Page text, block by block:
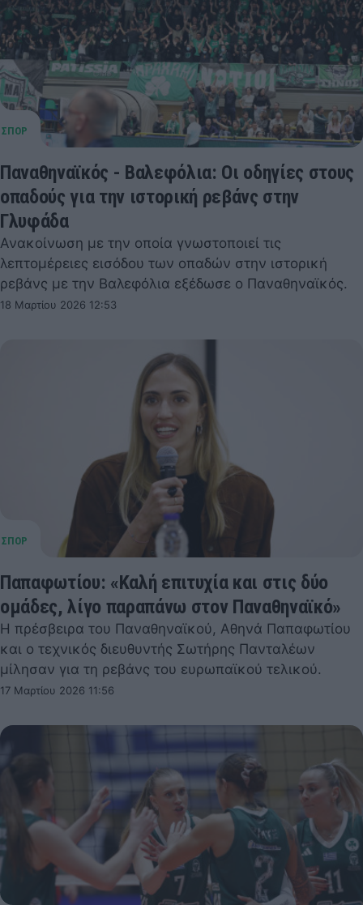
Παναθηναϊκός - Βαλεφόλια: Οι οδηγίες στους
οπαδούς για την ιστορική ρεβάνς στην
Γλυφάδα
Ανακοίνωση με την οποία γνωστοποιεί τις
λεπτομέρειες εισόδου των οπαδών στην ιστορική
ρεβάνς με την Βαλεφόλια εξέδωσε ο Παναθηναϊκός.
18 Μαρτίου 2026 12:53
Παπαφωτίου: «Καλή επιτυχία και στις δύο
ομάδες, λίγο παραπάνω στον Παναθηναϊκό»
Η πρέσβειρα του Παναθηναϊκού, Αθηνά Παπαφωτίου
και ο τεχνικός διευθυντής Σωτήρης Πανταλέων
μίλησαν για τη ρεβάνς του ευρωπαϊκού τελικού.
17 Μαρτίου 2026 11:56